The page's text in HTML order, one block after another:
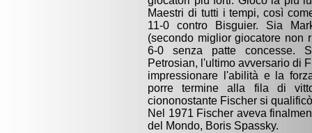
Maestri di tutti i tempi, così
11-0 contro Bisguier. Sia
(secondo miglior giocatore non
6-0 senza patte concesse.
Petrosian, l'ultimo avversario di
impressionare l'abilità e la
porre termine alla fila di
ciononostante Fischer si
Nel 1971 Fischer aveva
del Mondo, Boris Spassky.